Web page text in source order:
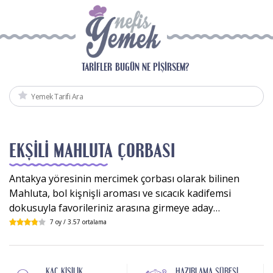
TARIFLER BUGÜN NE PIŞIRSEM?
EKŞILI MAHLUTA ÇORBASI
Antakya yöresinin mercimek çorbası olarak bilinen
Mahluta, bol kişnişli aroması ve sıcacık kadifemsi
dokusuyla favorileriniz arasına girmeye aday…
7 oy / 3.57 ortalama